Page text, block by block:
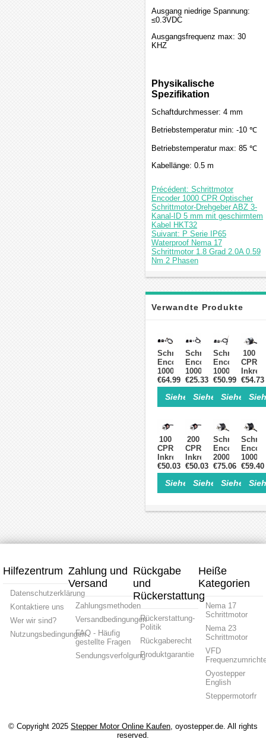
Ausgang niedrige Spannung:
≤0.3VDC
Ausgangsfrequenz max: 30
KHZ
Physikalische
Spezifikation
Schaftdurchmesser: 4 mm
Betriebstemperatur min: -10 ℃
Betriebstemperatur max: 85 ℃
Kabellänge: 0.5 m
Précédent: Schrittmotor
Encoder 1000 CPR Optischer
Schrittmotor-Drehgeber ABZ 3-
Kanal-ID 5 mm mit geschirmtem
Kabel HKT32
Suivant: P Serie IP65
Waterproof Nema 17
Schrittmotor 1.8 Grad 2.0A 0.59
Nm 2 Phasen
Verwandte Produkte
Schrittmotor
Encoder
1000
CPR
Optischer
Schrittmotor-
Drehgeber
3-
ID 5
mm
mit
geschirmtem
Kabel
HKT32
€64.99
Siehe Einzelheiten>
Schrittmotor
Encoder
1000
CPR
Optischer
Schrittmotor-
Drehgeber
2-
ID 8
mm
mit
geschirmtem
Kabel
HKT30
€25.33
Siehe
Schrittmotor
Encoder
1000
CPR
Optischer
Schrittmotor-
Drehgeber
2-
Kanal-
ID 5
mm
mit
geschirmtem
Kabel
HKT30
€50.99
Siehe
100
CPR
ABZ
3-
6
mm
€54.73
100
CPR
Inkrementaler
Schrittmotor
Drehgeber
AB
2-
4
ISC3004
€50.03
Siehe Einzelheiten>
200
CPR
Inkrementaler
Schrittmotor
Drehgeber
AB
2-
4
ISC3004
€50.03
Siehe
Schrittmotor
Encoder
2000
CPR
Inkrementaler
Schrittmotor
Drehgeber
3-
mm
Vollwelle
€75.06
Siehe
1000
CPR
3-
€59.40
Hilfezentrum
Datenschutzerklärung
Kontaktiere uns
Wer wir sind?
Nutzungsbedingungen
Zahlung und
Versand
Zahlungsmethoden
Versandbedingungen
FAQ - Häufig
gestellte Fragen
Sendungsverfolgung
Rückgabe
und
Rückerstattung
Rückerstattung-
Politik
Rückgaberecht
Produktgarantie
Heiße
Kategorien
Nema 17
Schrittmotor
Nema 23
Schrittmotor
VFD
Oyostepper
English
Steppermotorfr
© Copyright 2025 Stepper Motor Online Kaufen, oyostepper.de. All rights
reserved.